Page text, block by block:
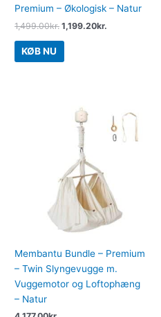
Premium – Økologisk – Natur
1,499.00kr. 1,199.20kr.
KØB NU
Membantu Bundle – Premium
– Twin Slyngevugge m.
Vuggemotor og Loftophæng
– Natur